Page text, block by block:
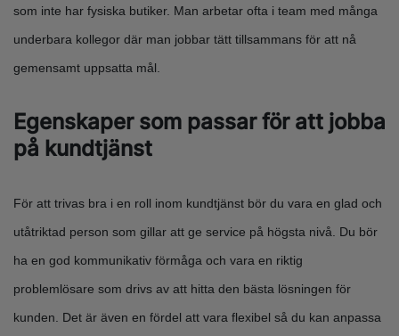
som inte har fysiska butiker. Man arbetar ofta i team med många
underbara kollegor där man jobbar tätt tillsammans för att nå
gemensamt uppsatta mål.
Egenskaper som passar för att jobba
på kundtjänst
För att trivas bra i en roll inom kundtjänst bör du vara en glad och
utåtriktad person som gillar att ge service på högsta nivå. Du bör
ha en god kommunikativ förmåga och vara en riktig
problemlösare som drivs av att hitta den bästa lösningen för
kunden. Det är även en fördel att vara flexibel så du kan anpassa